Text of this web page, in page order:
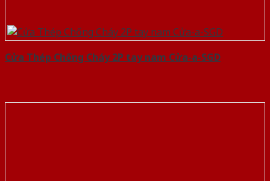
Cửa Thép Chống Cháy 2P tay nam Cửa-a-SGD